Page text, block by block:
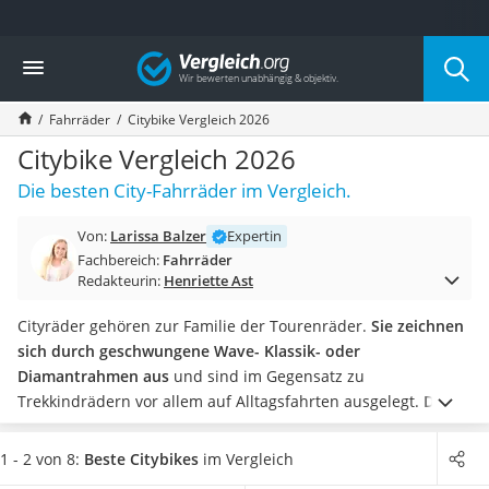
Die beliebtesten Vergleiche nach Kategorie
Freizeit & Sport
Gartentrampolin
Trampolin
Metalldetektor
Eufab-Fahrradträger
Trampolin 366 cm
Aluminium-Koffer
Futterboot
E-Bike-Dreirad
Trekkingschuhe Herren
Reisetasche mit Rollen
Klimmzugstation
Koffer
Nachtsichtgerät
Vergleich
Fahrräder Citybike Vergleich 2026
Citybike Vergleich 2026
Die besten City-Fahrräder im Vergleich.
Von: Larissa Balzer
Expertin
Fachbereich: Fahrräder
Redakteurin: Henriette Ast
Cityräder gehören zur Familie der Tourenräder. Sie zeichnen
sich durch geschwungene Wave- Klassik- oder
Diamantrahmen aus und sind im Gegensatz zu
Trekkindrädern vor allem auf Alltagsfahrten ausgelegt. Die
Sitzposition sollte aufrecht sein,der Lenker ist in den
meisten Fällen geschwungen. Falls Sie sich für ein Cityrad
1 - 2 von 8: Beste Citybikes im Vergleich